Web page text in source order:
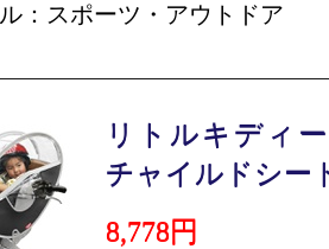
：スポーツ・アウトドア
リトルキディ
チャイルドシー
8,778円